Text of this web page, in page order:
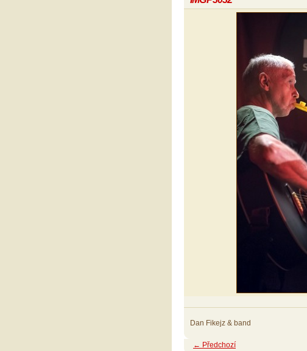
Dan Fikejz & band
← Předchozí